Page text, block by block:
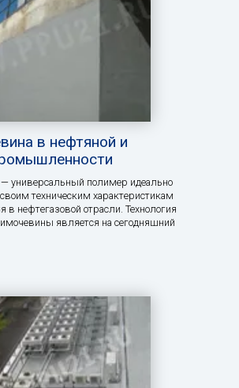
в нефтяной и
универсальный полимер идеально
техническим характеристикам
в нефтегазовой отрасли. Технология
является на сегодняшний